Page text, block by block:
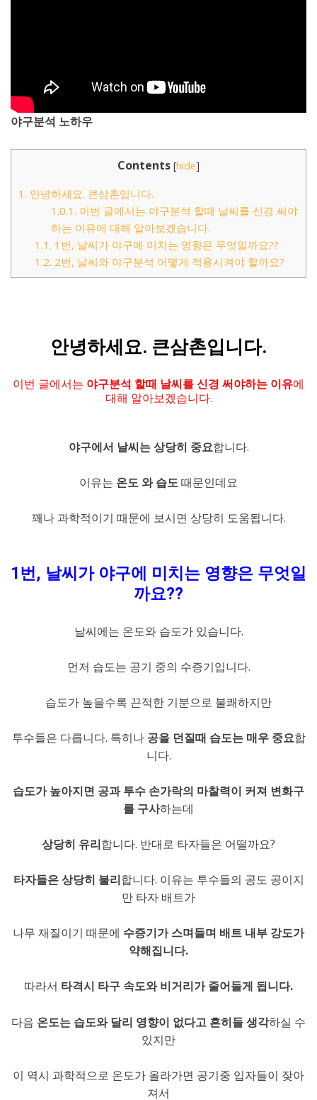
야구분석 노하우
Contents [hide]
1. 안녕하세요. 큰삼촌입니다.
1.0.1. 이번 글에서는 야구분석 할때 날씨를 신경 써야
하는 이유에 대해 알아보겠습니다.
1.1. 1번, 날씨가 야구에 미치는 영향은 무엇일까요??
1.2. 2번, 날씨와 야구분석 어떻게 적용시켜야 할까요?
안녕하세요. 큰삼촌입니다.
이번 글에서는 야구분석 할때 날씨를 신경 써야하는 이유에
대해 알아보겠습니다.
야구에서 날씨는 상당히 중요합니다.
이유는 온도 와 습도때문인데요
꽤나 과학적이기 때문에 보시면 상당히 도움됩니다.
1번, 날씨가 야구에 미치는 영향은 무엇일
까요??
날씨에는 온도와 습도가 있습니다.
먼저 습도는 공기 중의 수증기입니다.
습도가 높을수록 끈적한 기분으로 불쾌하지만
투수들은 다릅니다. 특히나 공을 던질때 습도는 매우 중요합
니다.
습도가 높아지면 공과 투수 손가락의 마찰력이 커져 변화구
를 구사하는데
상당히 유리합니다. 반대로 타자들은 어떨까요?
타자들은 상당히 불리합니다. 이유는 투수들의 공도 공이지
만 타자 배트가
나무 재질이기 때문에 수증기가 스며들며 배트 내부 강도가
약해집니다.
따라서 타격시 타구 속도와 비거리가 줄어들게 됩니다.
다음 온도는 습도와 달리 영향이 없다고 흔히들 생각하실 수
있지만
이 역시 과학적으로 온도가 올라가면 공기중 입자들이 잦아
져서